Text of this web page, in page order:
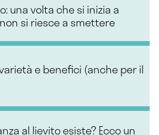
una volta che si inizia a
si riesce a smettere
e benefici (anche per il
al lievito esiste? Ecco un